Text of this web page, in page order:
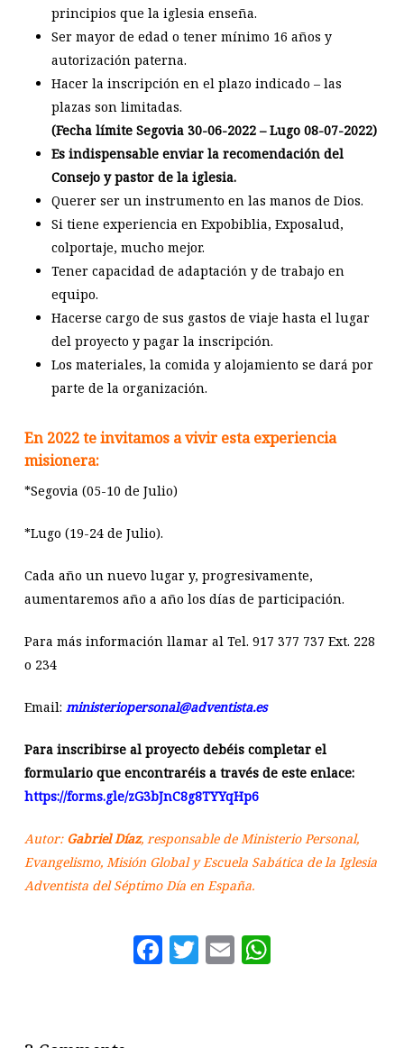
principios que la iglesia enseña.
Ser mayor de edad o tener mínimo 16 años y
autorización paterna.
Hacer la inscripción en el plazo indicado – las
plazas son limitadas.
(Fecha límite Segovia 30-06-2022 – Lugo 08-07-2022)
Es indispensable enviar la recomendación del
Consejo y pastor de la iglesia.
Querer ser un instrumento en las manos de Dios.
Si tiene experiencia en Expobiblia, Exposalud,
colportaje, mucho mejor.
Tener capacidad de adaptación y de trabajo en
equipo.
Hacerse cargo de sus gastos de viaje hasta el lugar
del proyecto y pagar la inscripción.
Los materiales, la comida y alojamiento se dará por
parte de la organización.
En 2022 te invitamos a vivir esta experiencia
misionera:
*Segovia (05-10 de Julio)
*Lugo (19-24 de Julio).
Cada año un nuevo lugar y, progresivamente,
aumentaremos año a año los días de participación.
Para más información llamar al Tel. 917 377 737 Ext. 228
o 234
Email: ministeriopersonal@adventista.es
Para inscribirse al proyecto debéis completar el
formulario que encontraréis a través de este enlace:
https://forms.gle/zG3bJnC8g8TYYqHp6
Autor: Gabriel Díaz, responsable de Ministerio Personal,
Evangelismo, Misión Global y Escuela Sabática de la Iglesia
Adventista del Séptimo Día en España.
Facebook
Twitter
Email